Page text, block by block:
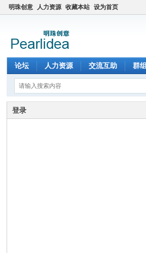
明珠创意 人力资源 收藏本站 设为首页
论坛 人力资源 交流互助 群组
登录